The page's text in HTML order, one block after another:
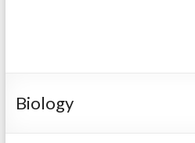
Biology